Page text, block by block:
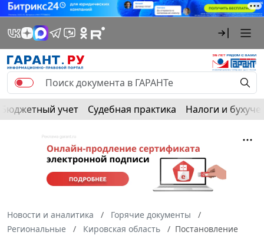
Бюджетный учет Судебная практика Налоги и
Новости и аналитика
Горячие документы
Региональные
Кировская область
Постановление